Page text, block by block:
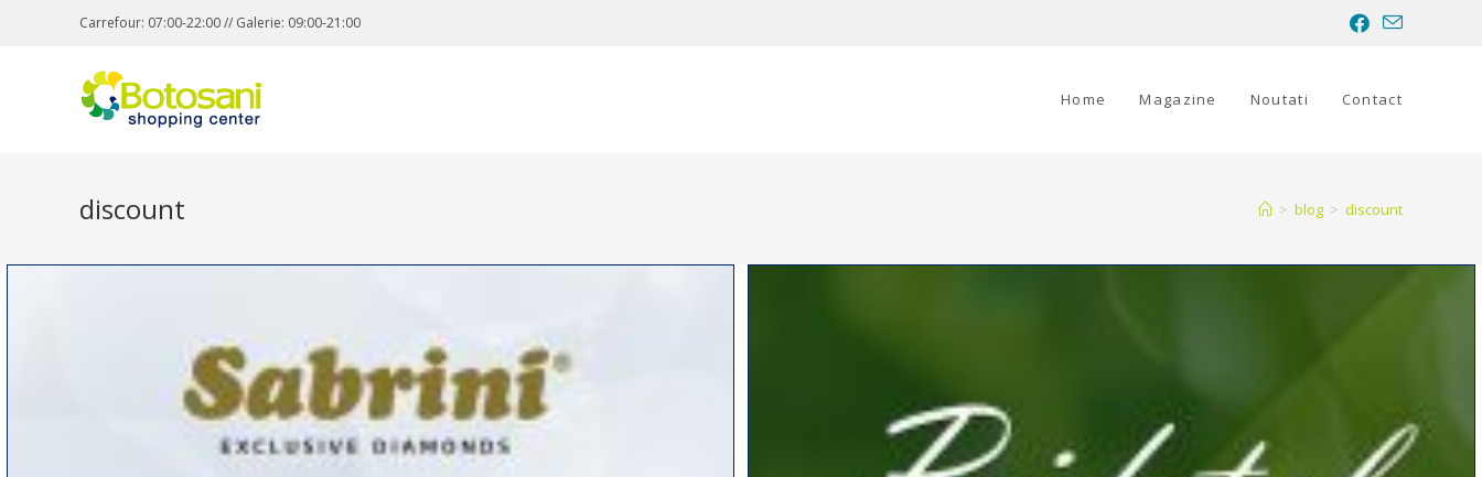
Carrefour: 07:00-22:00 // Galerie: 09:00-21:00
Home Magazine Noutati Contact
discount > blog > discount